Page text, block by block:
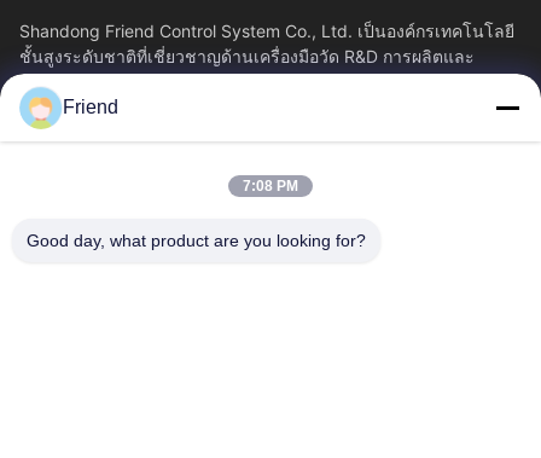
Shandong Friend Control System Co., Ltd. เป็นองค์กรเทคโนโลยี
ชั้นสูงระดับชาติที่เชี่ยวชาญด้านเครื่องมือวัด R&D การผลิตและ
บริการควบคุมอุตสาหกรรม...
ลิงค์เร็ว
เกี่ยวกับเรา
ทัวร์โรงงาน
ควบคุมคุณภาพ
Friend
7:08 PM
Good day, what product are you looking for?